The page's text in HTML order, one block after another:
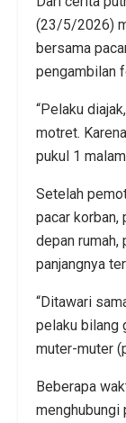
(23/5/2026)
bersama
pengambilan
“Pelaku
motret.
pukul 1
Setelah
pacar korban,
depan rumah,
panjangnya
“Ditawari
pelaku bilang
muter-muter
Beberapa